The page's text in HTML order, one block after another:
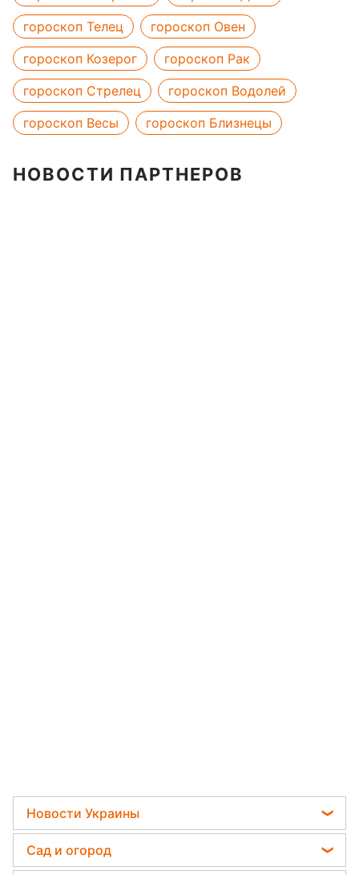
гороскоп Телец
гороскоп Овен
гороскоп Козерог
гороскоп Рак
гороскоп Стрелец
гороскоп Водолей
гороскоп Весы
гороскоп Близнецы
НОВОСТИ ПАРТНЕРОВ
Новости Украины
Телеграм новости Украины
Пенсии в Украине
Сад и огород